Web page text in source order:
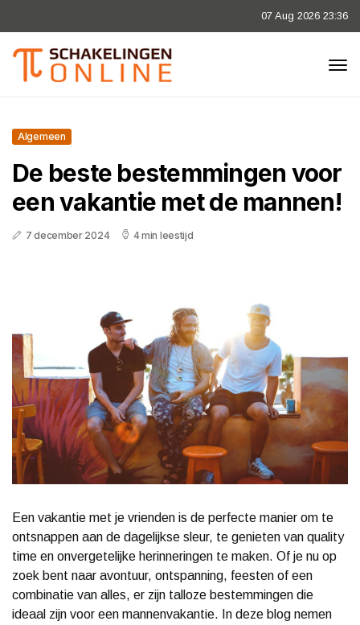
07 Aug 2026 23:36
Algemeen
De beste bestemmingen voor
een vakantie met de mannen!
7 december 2024 4 min leestijd
Een vakantie met je vrienden is de perfecte manier om te
ontsnappen aan de dagelijkse sleur, te genieten van quality
time en onvergetelijke herinneringen te maken. Of je nu op
zoek bent naar avontuur, ontspanning, feesten of een
combinatie van alles, er zijn talloze bestemmingen die
ideaal zijn voor een mannenvakantie. In deze blog nemen